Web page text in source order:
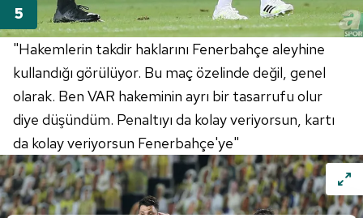
"Hakemlerin takdir haklarını Fenerbahçe aleyhine
kullandığı görülüyor. Bu maç özelinde değil, genel
olarak. Ben VAR hakeminin ayrı bir tasarrufu olur
diye düşündüm. Penaltıyı da kolay veriyorsun, kartı
da kolay veriyorsun Fenerbahçe'ye"